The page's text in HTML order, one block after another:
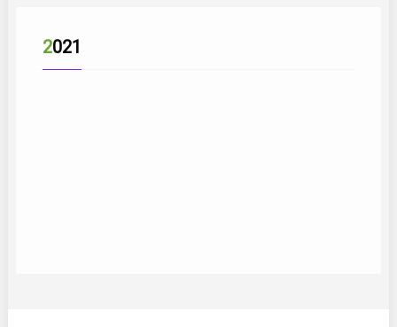
2021DÚO JÁBEGA